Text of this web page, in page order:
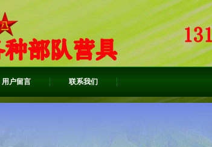
用户留言 联系我们